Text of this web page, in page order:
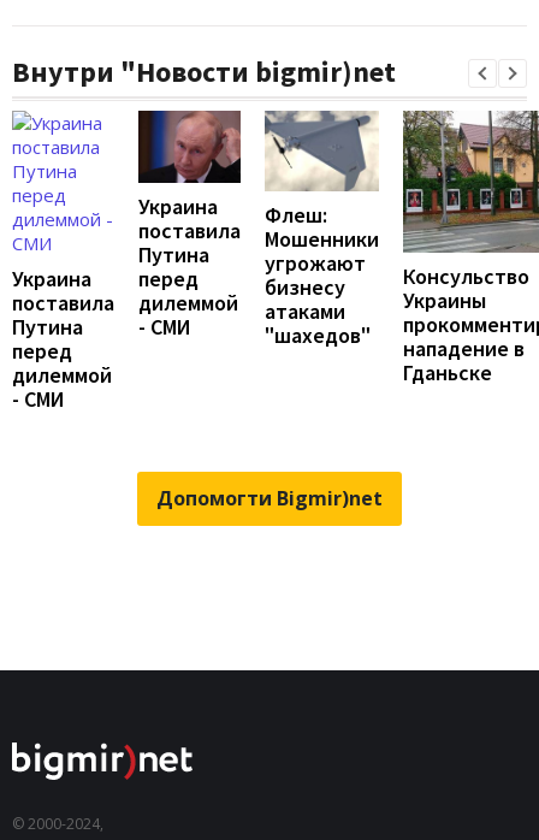
Внутри "Новости bigmir)net
Украина
поставила
Путина
перед
дилеммой
- СМИ
Украина
поставила
Путина
перед
дилеммой
- СМИ
Флеш:
Мошенники
угрожают
бизнесу
атаками
"шахедов"
Консульство
Украины
нападение в
Гданьске
Допомогти Bigmir)net
© 2000-2024,